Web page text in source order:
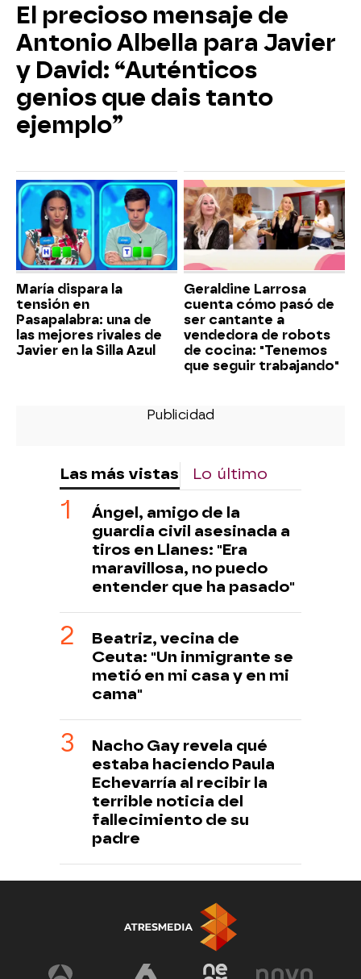
El precioso mensaje de
Antonio Albella para Javier
y David: “Auténticos
genios que dais tanto
ejemplo”
María dispara la
tensión en
Pasapalabra: una de
las mejores rivales de
Javier en la Silla Azul
Geraldine Larrosa
cuenta cómo pasó de
ser cantante a
vendedora de robots
de cocina: "Tenemos
que seguir trabajando"
Las más vistas Lo último
Ángel, amigo de la
guardia civil asesinada a
tiros en Llanes: "Era
maravillosa, no puedo
entender que ha pasado"
Beatriz, vecina de
Ceuta: "Un inmigrante se
metió en mi casa y en mi
cama"
Nacho Gay revela qué
estaba haciendo Paula
Echevarría al recibir la
terrible noticia del
fallecimiento de su
padre